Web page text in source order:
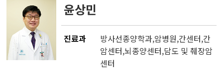
윤상민
진료과 방사선종양학과,암병원,간센터,간
암센터,뇌종양센터,담도 및 췌장암
센터